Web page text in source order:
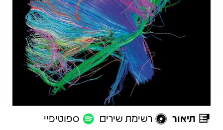
תיאור רשימת שירים ספוטיפיי